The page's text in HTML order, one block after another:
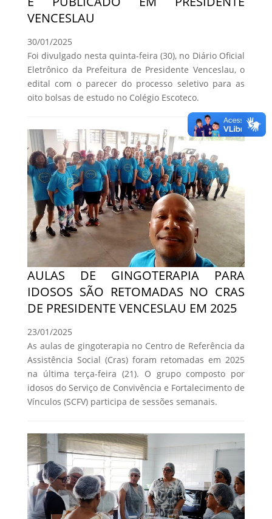
VENCESLAU
30/01/2025
Foi divulgado nesta quinta-feira (30), no Diário Oficial
Eletrônico da Prefeitura de Presidente Venceslau, o
edital com o parecer do processo seletivo para as
oito bolsas de estudo no Colégio Escoteco.
AULAS DE GINGOTERAPIA PARA
IDOSOS SÃO RETOMADAS NO CRAS
DE PRESIDENTE VENCESLAU EM 2025
23/01/2025
As aulas de gingoterapia no Centro de Referência da
Assistência Social (Cras) foram retomadas em 2025
na última terça-feira (21). O grupo composto por
idosos do Serviço de Convivência e Fortalecimento de
Vínculos (SCFV) participa de sessões semanais.